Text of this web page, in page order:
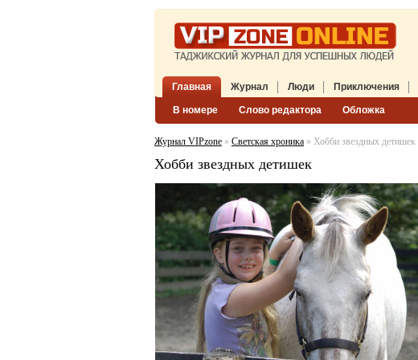
Главная Журнал
В номере Слово редактора Обложка
Люди Приключения
Журнал VIPzone » Светская хроника » Хобби звездных детишек
Хобби звездных детишек